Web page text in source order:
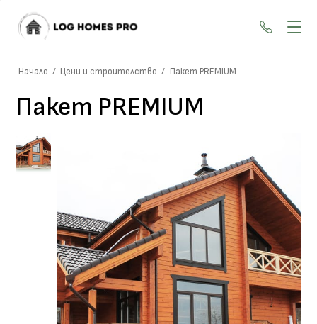
+359
Начало / Цени и строителство / Пакет PREMIUM
Пакет PREMIUM